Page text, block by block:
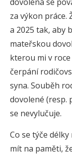
za výkon práce.
a 2025 tak, aby
mateřskou
kterou mi v
čerpání
syna. Souběh
dovolené (resp.
se nevylučuje.
Co se týče
mít na paměti,